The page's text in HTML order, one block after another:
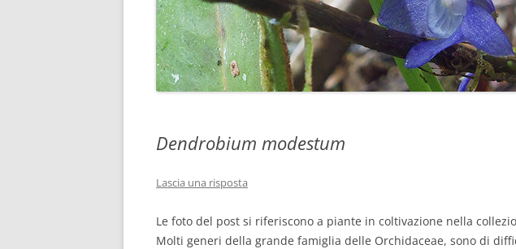
Dendrobium modestum
Lascia una risposta
Le foto del post si riferiscono a piante in coltivazione nella
Molti generi della grande famiglia delle Orchidaceae, sono di